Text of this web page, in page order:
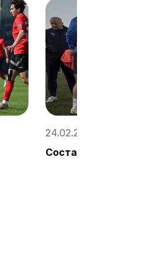
24.02.2023, 10:47 /
Состав на игру с